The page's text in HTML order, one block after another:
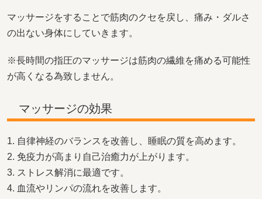
マッサージをすることで筋肉のクセを戻し、痛み・ダルさ
の出ない身体にしていきます。
※長時間の指圧のマッサージは筋肉の繊維を痛める可能性
が高くなる為致しません。
マッサージの効果
1. 自律神経のバランスを改善し、睡眠の質を高めます。
2. 免疫力が高まり自己治癒力が上がります。
3. ストレス解消に最適です。
4. 血流やリンパの流れを改善します。